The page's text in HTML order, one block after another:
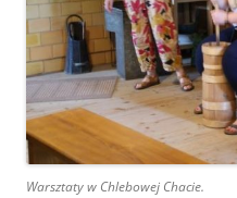
Warsztaty w Chlebowej Chacie.